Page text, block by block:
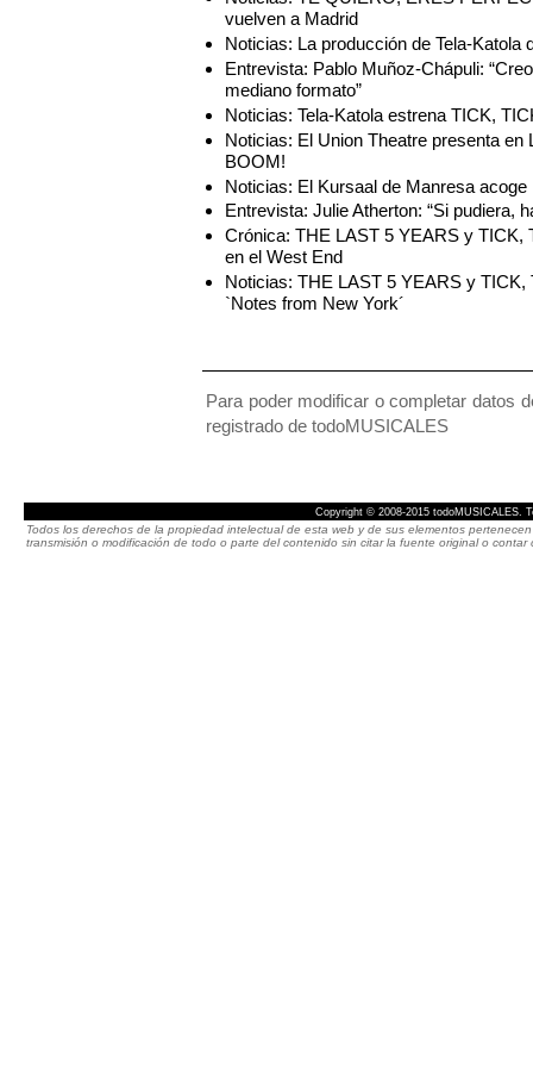
vuelven a Madrid
Noticias: La producción de Tela-
Entrevista: Pablo Muñoz-Chápuli:
mediano formato”
Noticias: Tela-Katola estrena TICK,
Noticias: El Union Theatre presenta
BOOM!
Noticias: El Kursaal de Manresa
Entrevista: Julie Atherton: “Si pudiera,
Crónica: THE LAST 5 YEARS y
en el West End
Noticias: THE LAST 5 YEARS y
`Notes from New York´
Para poder modificar o completar datos
registrado de todoMUSICALES
Copyright © 2008-2015 todoMUSICALES.
Todos los derechos de la propiedad intelectual de esta web y de sus elementos
transmisión o modificación de todo o parte del contenido sin citar la fuente original o